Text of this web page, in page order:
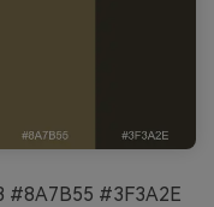
#8A7B55 #3F3A2E